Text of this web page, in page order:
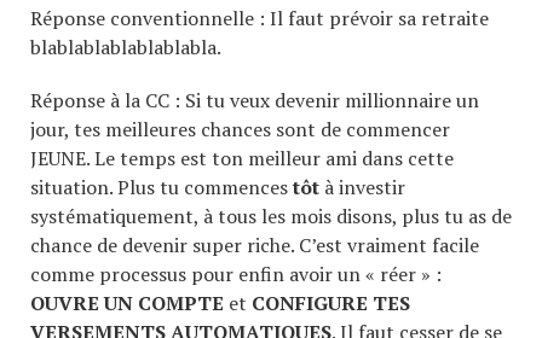
Réponse conventionnelle : Il faut prévoir sa retraite
blablablablablablabla.
Réponse à la CC : Si tu veux devenir millionnaire un
jour, tes meilleures chances sont de commencer
JEUNE. Le temps est ton meilleur ami dans cette
situation. Plus tu commencestôt à investir
systématiquement, à tous les mois disons, plus tu as de
chance de devenir super riche. C’est vraiment facile
comme processus pour enfin avoir un « réer » :
OUVRE UN COMPTE et CONFIGURE TES
VERSEMENTS AUTOMATIQUES. Il faut cesser de se